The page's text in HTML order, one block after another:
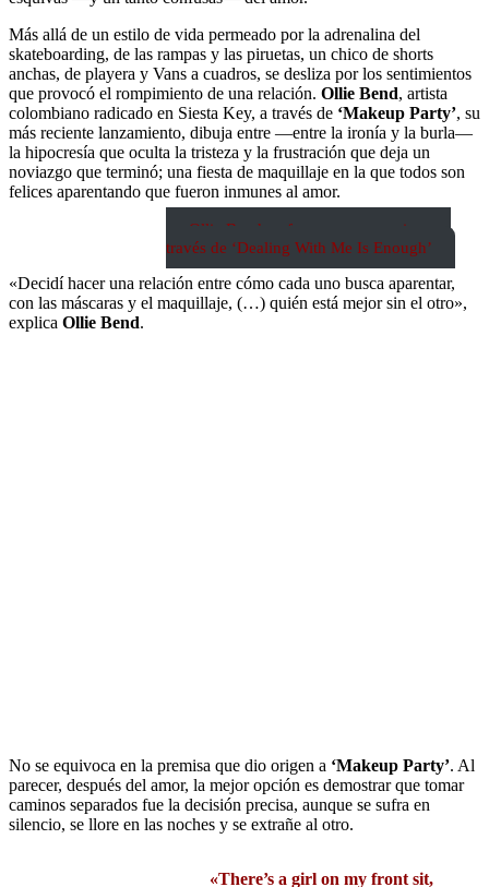
Más allá de un estilo de vida permeado por la adrenalina del
skateboarding, de las rampas y las piruetas, un chico de shorts
anchas, de playera y Vans a cuadros, se desliza por los sentimientos
que provocó el rompimiento de una relación. Ollie Bend, artista
colombiano radicado en Siesta Key, a través de ‘Makeup Party’, su
más reciente lanzamiento, dibuja entre ―entre la ironía y la burla―
la hipocresía que oculta la tristeza y la frustración que deja un
noviazgo que terminó; una fiesta de maquillaje en la que todos son
felices aparentando que fueron inmunes al amor.
Ollie Bend surfea por sus emociones a
través de ‘Dealing With Me Is Enough’
«Decidí hacer una relación entre cómo cada uno busca aparentar,
con las máscaras y el maquillaje, (…) quién está mejor sin el otro»,
explica Ollie Bend.
No se equivoca en la premisa que dio origen a ‘Makeup Party’. Al
parecer, después del amor, la mejor opción es demostrar que tomar
caminos separados fue la decisión precisa, aunque se sufra en
silencio, se llore en las noches y se extrañe al otro.
«There’s a girl on my front sit,